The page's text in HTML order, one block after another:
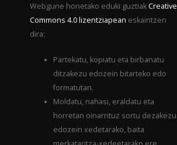
Webgune honetako eduki guztiakCreative
Commons 4.0 lizentziapean eskaintzen
dira:
Partekatu, kopiatu eta birbanatu
ditzakezu edozein bitarteko edo
formatutan.
Moldatu, nahasi, eraldatu eta
horretan oinarrituz sortu dezakezu
edozein xedetarako, baita